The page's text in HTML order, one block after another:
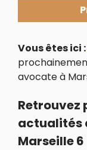
Vous êtes ici :
avocate à
Retrouvez
actualités
Marseille 6